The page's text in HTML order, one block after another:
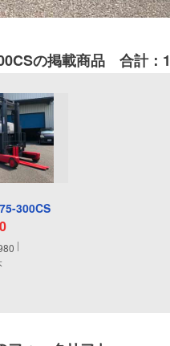
の掲載商品 合計：
300CS